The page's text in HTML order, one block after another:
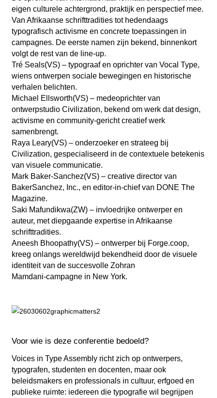
eigen culturele achtergrond, praktijk en perspectief mee.
Van Afrikaanse schrifttradities tot hedendaags
typografisch activisme en concrete toepassingen in
campagnes. De eerste namen zijn bekend, binnenkort
volgt de rest van de line-up.
Tré Seals(VS) – typograaf en oprichter van Vocal Type,
wiens ontwerpen sociale bewegingen en historische
verhalen belichten.
Michael Ellsworth(VS) – medeoprichter van
ontwerpstudio Civilization, bekend om werk dat design,
activisme en community-gericht creatief werk
samenbrengt.
Raya Leary(VS) – onderzoeker en strateeg bij
Civilization, gespecialiseerd in de contextuele betekenis
van visuele communicatie.
Mark Baker-Sanchez(VS) – creative director van
BakerSanchez, Inc., en editor-in-chief van DONE The
Magazine.
Saki Mafundikwa(ZW) – invloedrijke ontwerper en
auteur, met diepgaande expertise in Afrikaanse
schrifttradities.
Aneesh Bhoopathy(VS) – ontwerper bij Forge.coop,
kreeg onlangs wereldwijd bekendheid door de visuele
identiteit van de succesvolle Zohran
Mamdani‑campagne in New York.
Voor wie is deze conferentie bedoeld?
Voices in Type Assembly richt zich op ontwerpers,
typografen, studenten en docenten, maar ook
beleidsmakers en professionals in cultuur, erfgoed en
publieke ruimte: iedereen die typografie wil begrijpen